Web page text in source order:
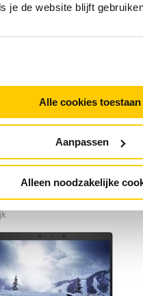
je de website blijft
Alle cookies toestaan
Aanpassen
Alleen noodzakelijke
review